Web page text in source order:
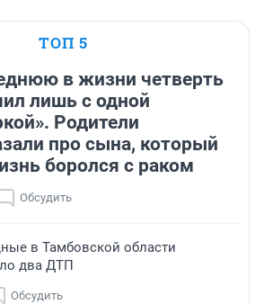
ТОП 5
в жизни четверть
лишь с одной
Родители
про сына, который
боролся с раком
Обсудить
в Тамбовской области
два ДТП
Обсудить